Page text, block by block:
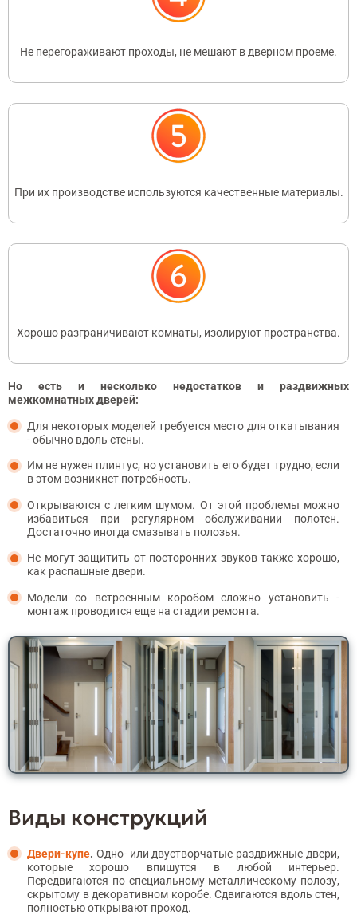
Не перегораживают проходы, не мешают в дверном проеме.
При их производстве используются качественные материалы.
Хорошо разграничивают комнаты, изолируют пространства.
Но есть и несколько недостатков и раздвижных
межкомнатных дверей:
Для некоторых моделей требуется место для откатывания
- обычно вдоль стены.
Им не нужен плинтус, но установить его будет трудно, если
в этом возникнет потребность.
Открываются с легким шумом. От этой проблемы можно
избавиться при регулярном обслуживании полотен.
Достаточно иногда смазывать полозья.
Не могут защитить от посторонних звуков также хорошо,
как распашные двери.
Модели со встроенным коробом сложно установить -
монтаж проводится еще на стадии ремонта.
Виды конструкций
Двери-купе. Одно- или двустворчатые раздвижные двери,
которые хорошо впишутся в любой интерьер.
Передвигаются по специальному металлическому полозу,
скрытому в декоративном коробе. Сдвигаются вдоль стен,
полностью открывают проход.